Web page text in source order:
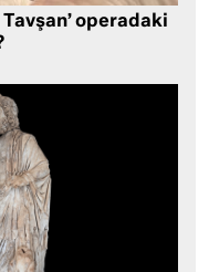
operadaki